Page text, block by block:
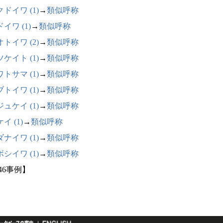
ドイワ (1)→類似呼称
イワ (1)→類似呼称
トイワ (2)→類似呼称
ケイト (1)→類似呼称
トサマ (1)→類似呼称
トイワ (1)→類似呼称
ュケイ (1)→類似呼称
イ (1)→類似呼称
ナイワ (1)→類似呼称
シイワ (1)→類似呼称
事例】